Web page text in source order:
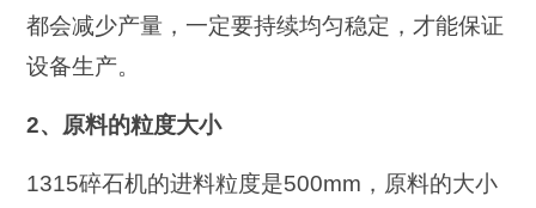
都会减少产量，一定要持续均匀稳定，才能保证
设备生产。
2、原料的粒度大小
1315碎石机的进料粒度是500mm，原料的大小